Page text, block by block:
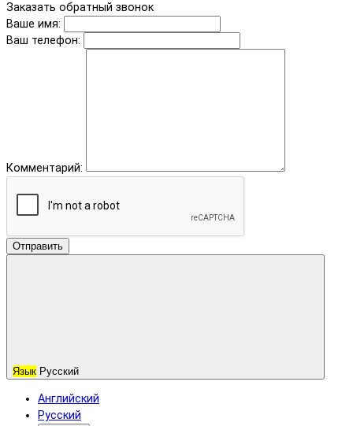
Заказать обратный звонок
Ваше имя:
Ваш телефон:
Комментарий:
Отправить
Язык Русский
Английский
Русский